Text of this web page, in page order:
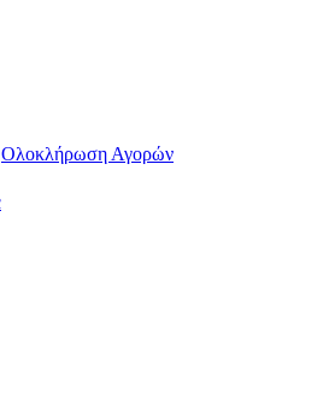
Ολοκλήρωση Αγορών